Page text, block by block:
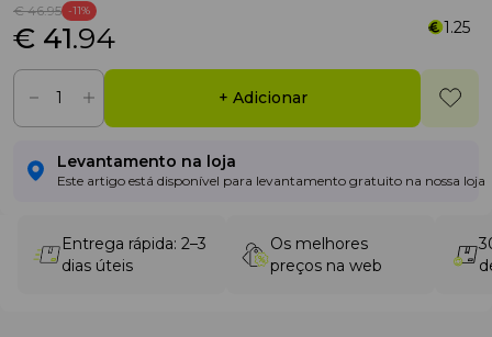
€ 46.95 -11%
€ 41.94 1.25
+ Adicionar
Levantamento na loja
Este artigo está disponível para levantamento gratuito na nossa loja
Entrega rápida: 2–3
dias úteis
Os melhores
preços na web